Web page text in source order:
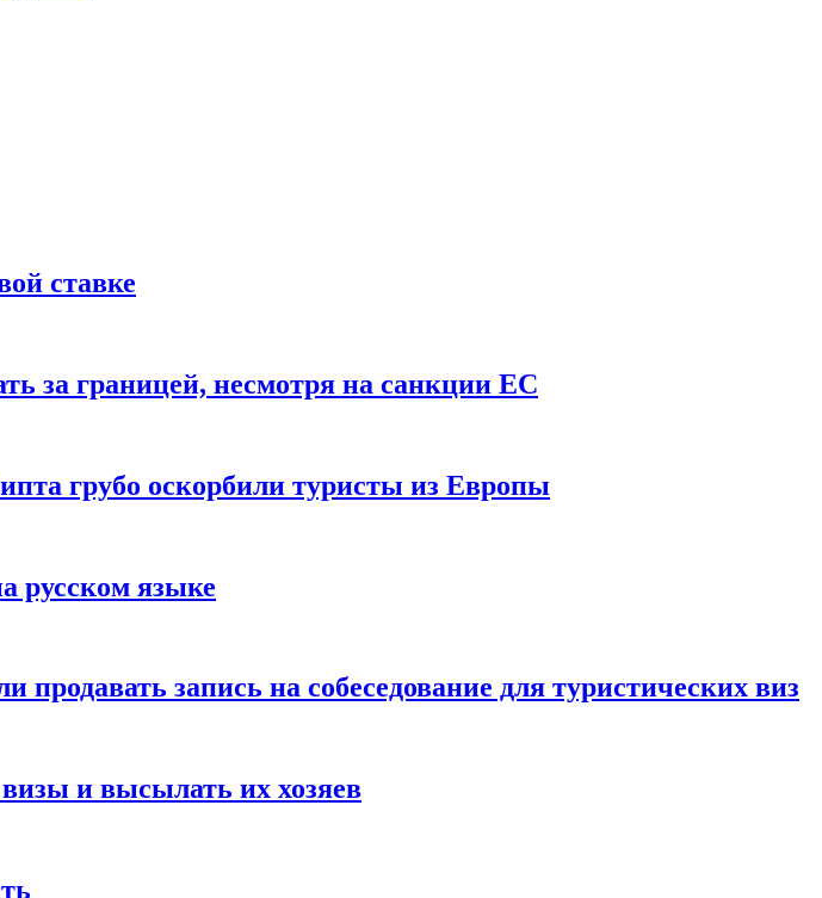
ставке
за границей, несмотря на санкции ЕС
грубо оскорбили туристы из Европы
русском языке
запись на собеседование для туристических виз
и высылать их хозяев